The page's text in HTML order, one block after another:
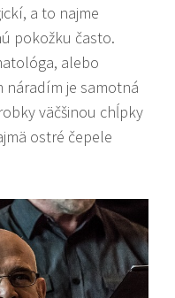
a to najme
pokožku často.
alebo
náradím je samotná
väčšinou chĺpky
ostré čepele